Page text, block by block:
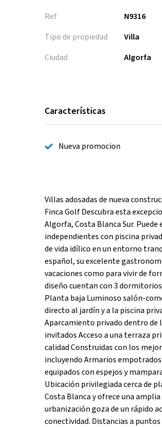
Ref
N9316
Tipo de propiedad
Villa
Ciudad
Algorfa
Características
Nueva promocion
Villas adosadas de nueva
Finca Golf Descubra esta
Algorfa, Costa Blanca Sur.
independientes con piscina
de vida idílico en un entorno
español, su excelente
vacaciones como para vivir de
diseño cuentan con 3
Planta baja Luminoso salón-
directo al jardín y a la piscina
Aparcamiento privado dentro de
invitados Acceso a una terraza
calidad Construidas con los
incluyendo Armarios
equipados con espejos y
Ubicación privilegiada cerca de
Costa Blanca y ofrece una
urbanización goza de un rápido
conectividad. Distancias a puntos